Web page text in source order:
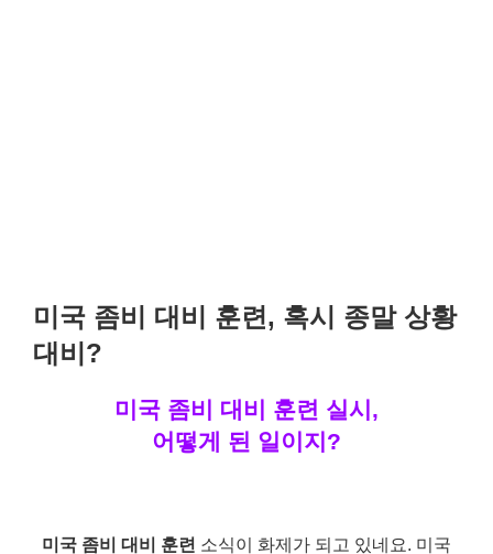
미국 좀비 대비 훈련, 혹시 종말 상황
대비?
미국 좀비 대비 훈련 실시,
어떻게 된 일이지?
미국 좀비 대비 훈련 소식이 화제가 되고 있네요. 미국